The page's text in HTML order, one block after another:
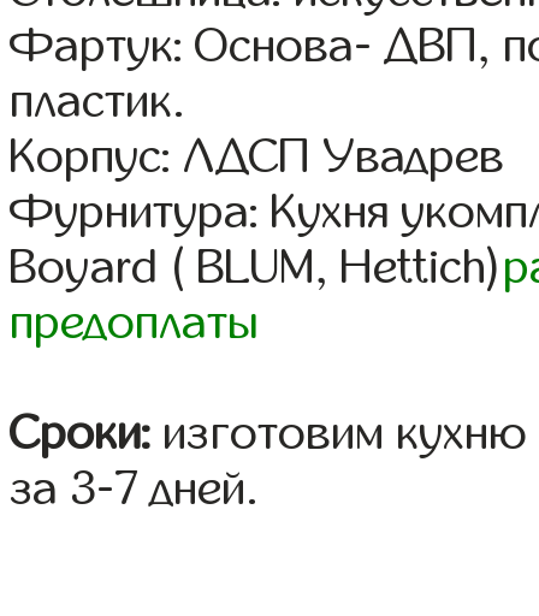
Фартук: Основа- ДВП,
пластик.
Корпус: ЛДСП Увадрев
Фурнитура: Кухня
Boyard ( BLUM, Hettich)
предоплаты
Сроки: изготовим
за 3-7 дней.